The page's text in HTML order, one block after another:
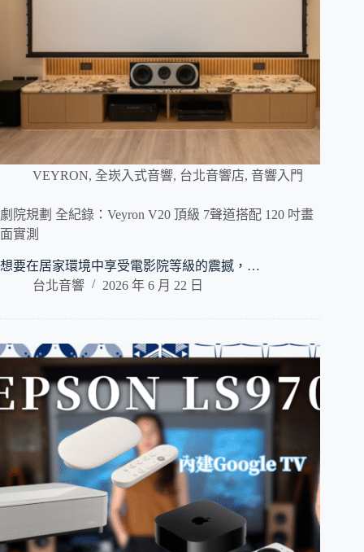
VEYRON, 全崁入式音響, 台北音響店, 音響入門
劇院規劃 全紀錄：Veyron V20 頂級 7聲道搭配 120 吋畫
面實測
想要在居家環境中享受電影院等級的震撼，…
台北音響
2026 年 6 月 22 日